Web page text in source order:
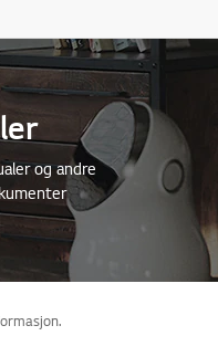
og andre